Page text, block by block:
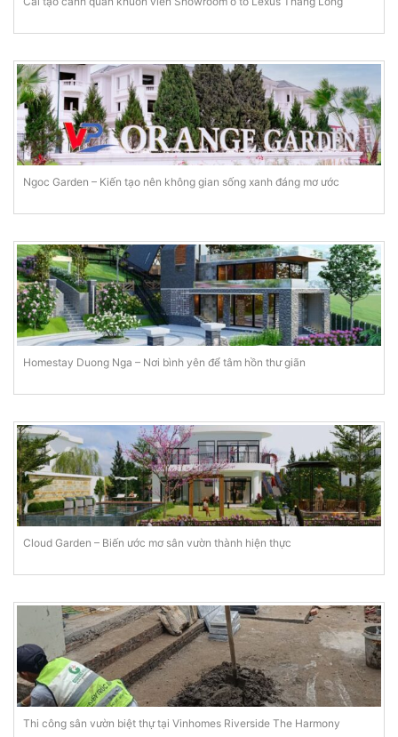
Ngoc Garden – Kiến tạo nên không gian sống xanh đáng mơ ước
Homestay Duong Nga – Nơi bình yên để tâm hồn thư giãn
Cloud Garden – Biến ước mơ sân vườn thành hiện thực
Thi công sân vườn biệt thự tại Vinhomes Riverside The Harmony